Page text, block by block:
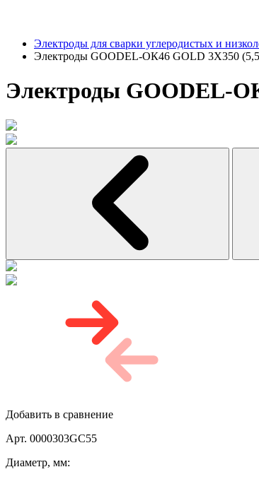
Электроды для сварки углеродистых и
Электроды GOODEL-ОК46 GOLD 3Х350
Электроды GOODEL-
Добавить в сравнение
Арт. 0000303GC55
Диаметр, мм: